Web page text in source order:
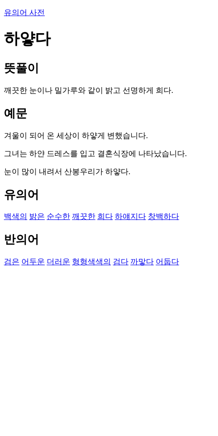
유의어 사전
하얗다
뜻풀이
깨끗한 눈이나 밀가루와 같이 밝고 선명하게 희다.
예문
겨울이 되어 온 세상이 하얗게 변했습니다.
그녀는 하얀 드레스를 입고 결혼식장에 나타났습니다.
눈이 많이 내려서 산봉우리가 하얗다.
유의어
백색의 밝은 순수한 깨끗한 희다 하얘지다 창백하다
반의어
검은 어두운 더러운 형형색색의 검다 까맣다 어둡다